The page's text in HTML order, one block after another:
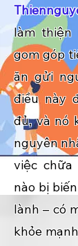
làm thiện
gom góp
ăn gửi
điều này
đủ, và nó
nguyên
việc
nào bị
lành – có
khỏe